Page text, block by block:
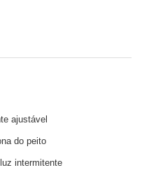
ajustável
do peito
intermitente